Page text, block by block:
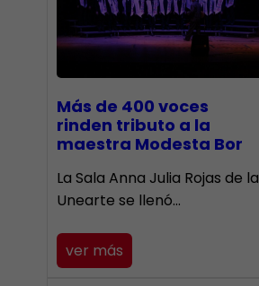
Más de 400 voces
rinden tributo a la
maestra Modesta Bor
​La Sala Anna Julia Rojas de la
Unearte se llenó…
ver más